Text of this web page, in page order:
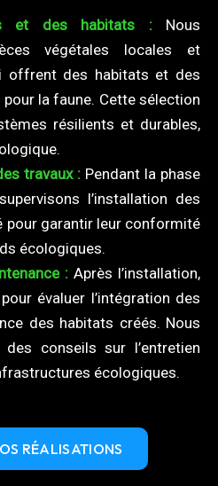
et des habitats :Nous
végétales locales et
offrent des habitats et des
la faune. Cette sélection
résilients et durables,
travaux : Pendant la phase
l’installation des
pour garantir leur conformité
écologiques.
: Après l’installation,
évaluer l’intégration des
des habitats créés. Nous
conseils sur l’entretien
écologiques.
RÉALISATIONS